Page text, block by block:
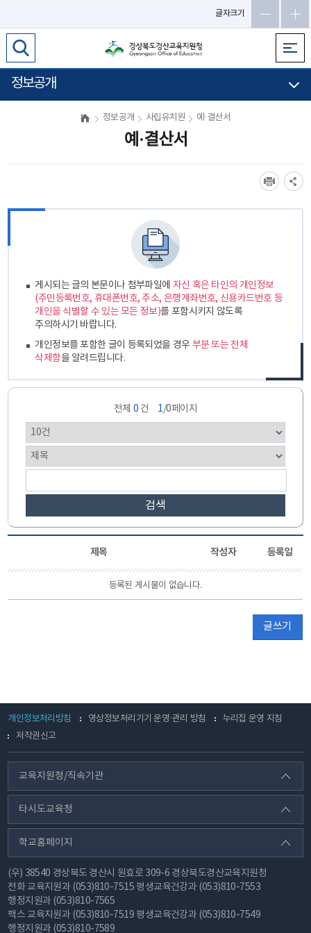
글자크기
정보공개
정보공개 사립유치원 예·결산서
예·결산서
게시되는 글의 본문이나 첨부파일에 자신 혹은 타인의 개인정보
(주민등록번호, 휴대폰번호, 주소, 은행계좌번호, 신용카드번호 등
개인을 식별할 수 있는 모든 정보)를 포함시키지 않도록
주의하시기 바랍니다.
개인정보를 포함한 글이 등록되었을 경우 부분 또는 전체
삭제함을 알려드립니다.
전체 0 건 1/0페이지
검색
제목 작성자 등록일
등록된 게시물이 없습니다.
글쓰기
개인정보처리방침 영상정보처리기기 운영·관리 방침
누리집 운영 지침
저작권신고
교육지원청/직속기관
타시도교육청
학교홈페이지
(우) 38540 경상북도 경산시 원효로 309-6 경상북도경산교육지원청
전화교육지원과 (053)810-7515 평생교육건강과 (053)810-7553
행정지원과 (053)810-7565
팩스교육지원과 (053)810-7519 평생교육건강과 (053)810-7549
행정지원과 (053)810-7589